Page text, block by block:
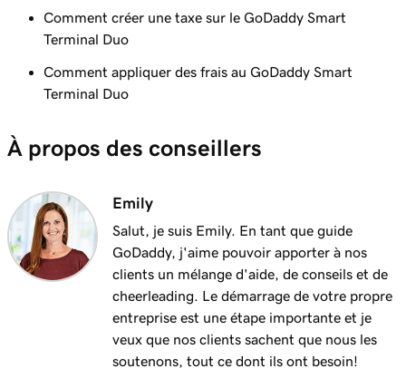
Leçon 8 (de 20)
Enregistrer l'aperçu de l'application
Leçon 9 (de 20)
Ajouter un produit dans le GoDaddy Smart
Leçon 10 (de 20)
Smart Terminal Duo
Leçon 11 (de 20)
Créer et appliquer des taxes dans l'application
1m 8s
Créer et appliquer des remises sur mon Smart
Comment créer une taxe sur le GoDaddy Smart
Terminal Duo
Comment appliquer des frais au GoDaddy Smart
Terminal Duo
À propos des conseillers
Emily
Salut, je suis Emily. En tant que guide
GoDaddy, j'aime pouvoir apporter à nos
clients un mélange d'aide, de conseils et de
cheerleading. Le démarrage de votre propre
entreprise est une étape importante et je
veux que nos clients sachent que nous les
soutenons, tout ce dont ils ont besoin!